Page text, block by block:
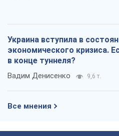
Украина вступила в
экономического кризиса.
в конце туннеля?
Вадим Денисенко 9,6 т.
Все мнения